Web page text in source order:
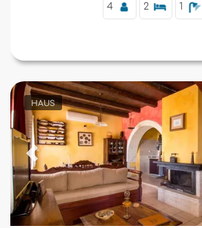
4 2 1
HAUS
Previous